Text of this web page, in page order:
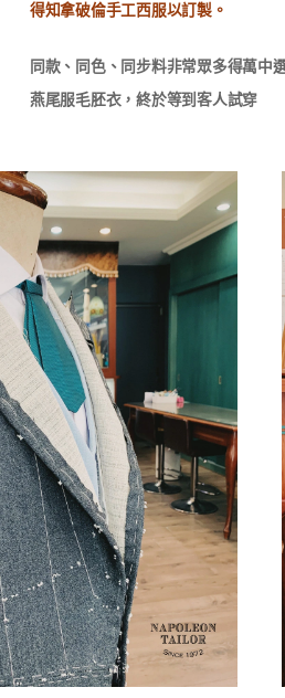
得知拿破倫手工西服以訂製。
同款、同色、同步料非常眾多得萬中
燕尾服毛胚衣，終於等到客人試穿😄😚​